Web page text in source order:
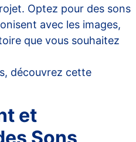
Optez pour des sons
avec les images,
que vous souhaitez
découvrez cette
et